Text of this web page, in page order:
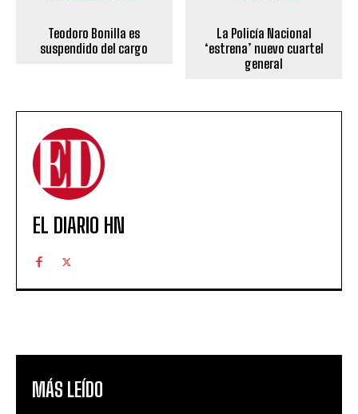
Teodoro Bonilla es
suspendido del cargo
La Policía Nacional
‘estrena’ nuevo cuartel
general
EL DIARIO HN
MÁS LEÍDO